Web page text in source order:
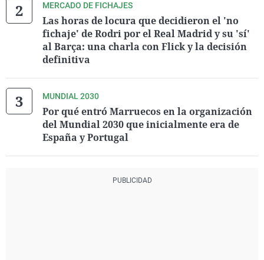
MERCADO DE FICHAJES
Las horas de locura que decidieron el 'no
fichaje' de Rodri por el Real Madrid y su 'sí'
al Barça: una charla con Flick y la decisión
definitiva
MUNDIAL 2030
Por qué entró Marruecos en la organización
del Mundial 2030 que inicialmente era de
España y Portugal